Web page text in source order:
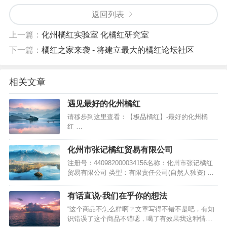
返回列表
上一篇： 化州橘红实验室 化橘红研究室
下一篇： 橘红之家来袭 - 将建立最大的橘红论坛社区
相关文章
遇见最好的化州橘红
请移步到这里查看：【极品橘红】-最好的化州橘
红 …
化州市张记橘红贸易有限公司
注册号：440982000034156名称：化州市张记橘红
贸易有限公司 类型：有限责任公司(自然人独资) 法
期：2014年11月27日住所：化州市河西街道解放路
252号 营业期限自：2014年11月27日 营业期限至：
长期 经营范围：种植：橘红；加工、销…
有话直说·我们在乎你的想法
“这个商品不怎么样啊？文章写得不错不是吧，有知
识错误了这个商品不错嗯，喝了有效果我这种情况